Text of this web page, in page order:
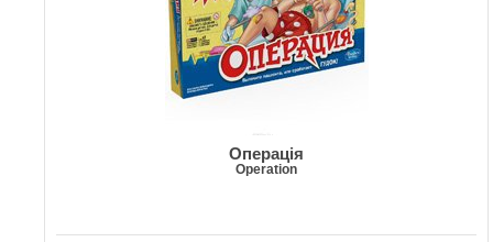
Операція
Operation